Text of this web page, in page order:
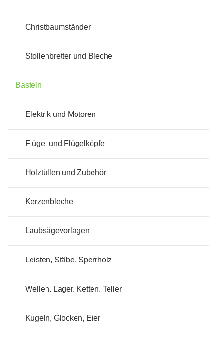
Christbaumständer
Stollenbretter und Bleche
Basteln
Elektrik und Motoren
Flügel und Flügelköpfe
Holztüllen und Zubehör
Kerzenbleche
Laubsägevorlagen
Leisten, Stäbe, Sperrholz
Wellen, Lager, Ketten, Teller
Kugeln, Glocken, Eier